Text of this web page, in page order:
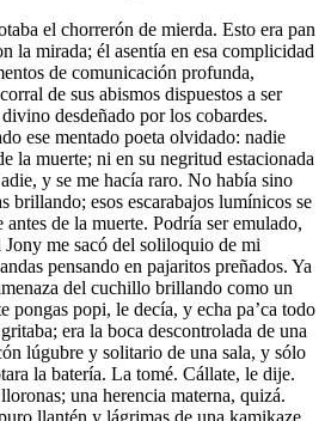
el chorrerón de mierda. Esto era pan
la mirada; él asentía en esa complicidad
de comunicación profunda,
de sus abismos dispuestos a ser
desdeñado por los cobardes.
ese mentado poeta olvidado: nadie
la muerte; ni en su negritud estacionada
y se me hacía raro. No había sino
brillando; esos escarabajos lumínicos se
de la muerte. Podría ser emulado,
me sacó del soliloquio de mi
pensando en pajaritos preñados. Ya
del cuchillo brillando como un
pongas popi, le decía, y echa pa’ca todo
era la boca descontrolada de una
lúgubre y solitario de una sala, y sólo
la batería. La tomé. Cállate, le dije.
una herencia materna, quizá.
llantén y lágrimas de una kamikaze